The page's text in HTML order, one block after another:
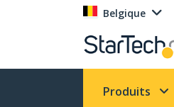
Belgique
Produits